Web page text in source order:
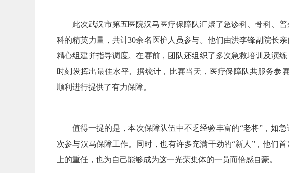
此次武汉市第五医院汉马医疗保障队汇聚了急诊科、骨科、
科的精英力量，共计30余名医护人员参与。他们由洪李锋副院长
精心组建并指导调度。在赛前，团队还组织了多次急救培训及演
时刻发挥出最佳水平。据统计，比赛当天，医疗保障队共服务参
顺利进行提供了有力保障。
值得一提的是，本次保障队伍中不乏经验丰富的“老将”，如
次参与汉马保障工作。同时，也有许多充满干劲的“新人”，他们
上的重任，也为自己能够成为这一光荣集体的一员而倍感自豪。